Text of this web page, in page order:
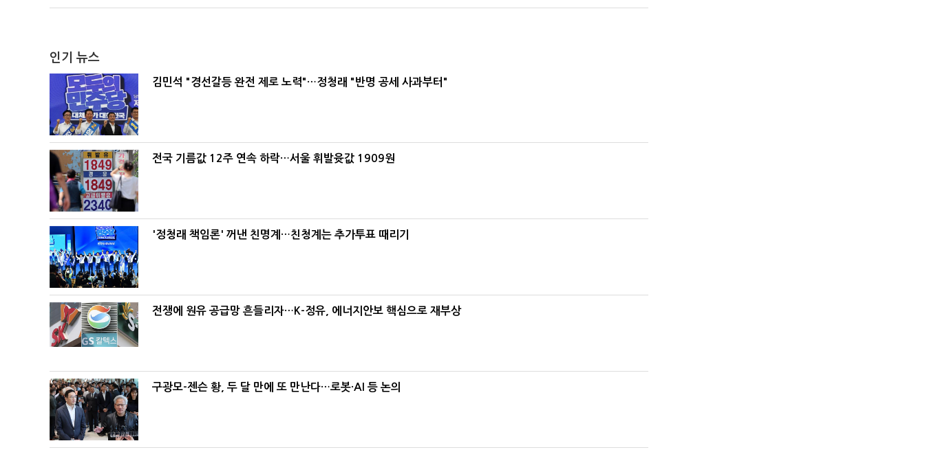
인기 뉴스
김민석 "경선갈등 완전 제로 노력"…정청래 "반명 공세 사과부터"
전국 기름값 12주 연속 하락…서울 휘발윳값 1909원
'정청래 책임론' 꺼낸 친명계…친청계는 추가투표 때리기
전쟁에 원유 공급망 흔들리자…K-정유, 에너지안보 핵심으로 재부상
구광모-젠슨 황, 두 달 만에 또 만난다…로봇·AI 등 논의